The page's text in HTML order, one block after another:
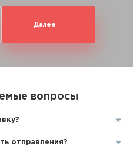
Далее
вопросы
отправления?